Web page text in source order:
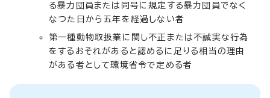
る暴力団員または同号に規定する暴力団員でなく
なつた日から五年を経過しない者
第一種動物取扱業に関し不正または不誠実な行為
をするおそれがあると認めるに足りる相当の理由
がある者として環境省令で定める者